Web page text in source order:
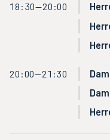
18:30—20:00
20:00—21:30